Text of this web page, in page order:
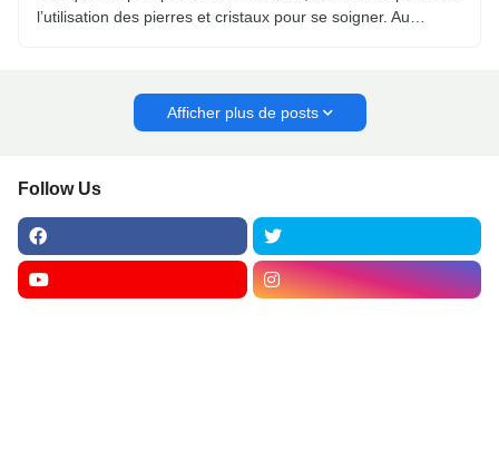
l’utilisation des pierres et cristaux pour se soigner. Au…
Afficher plus de posts
Follow Us